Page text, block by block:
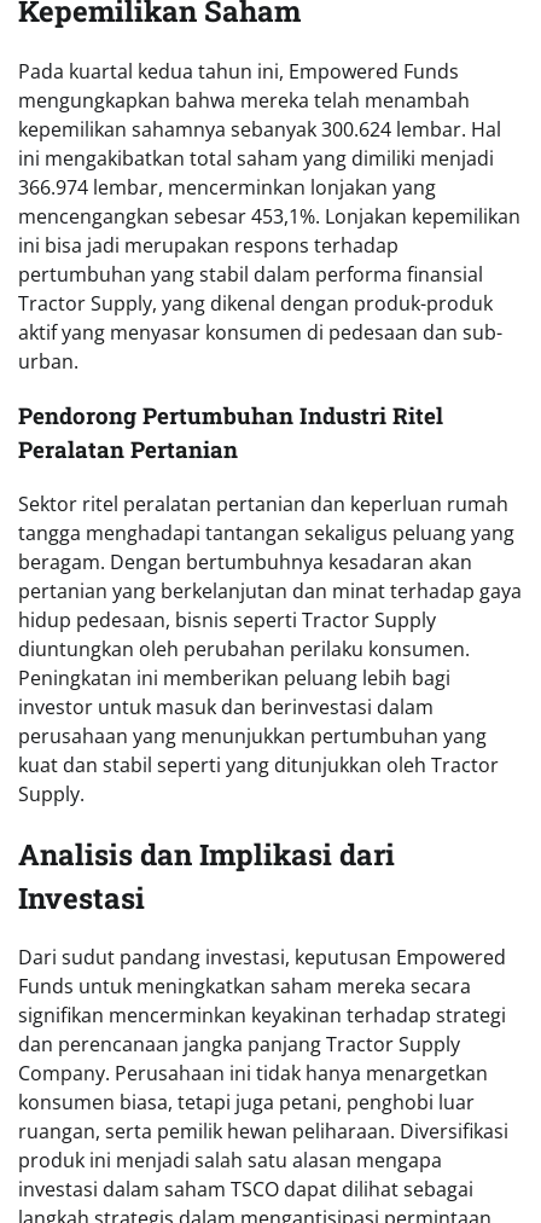
Kepemilikan Saham
Pada kuartal kedua tahun ini, Empowered Funds
mengungkapkan bahwa mereka telah menambah
kepemilikan sahamnya sebanyak 300.624 lembar. Hal
ini mengakibatkan total saham yang dimiliki menjadi
366.974 lembar, mencerminkan lonjakan yang
mencengangkan sebesar 453,1%. Lonjakan kepemilikan
ini bisa jadi merupakan respons terhadap
pertumbuhan yang stabil dalam performa finansial
Tractor Supply, yang dikenal dengan produk-produk
aktif yang menyasar konsumen di pedesaan dan sub-
urban.
Pendorong Pertumbuhan Industri Ritel
Peralatan Pertanian
Sektor ritel peralatan pertanian dan keperluan rumah
tangga menghadapi tantangan sekaligus peluang yang
beragam. Dengan bertumbuhnya kesadaran akan
pertanian yang berkelanjutan dan minat terhadap gaya
hidup pedesaan, bisnis seperti Tractor Supply
diuntungkan oleh perubahan perilaku konsumen.
Peningkatan ini memberikan peluang lebih bagi
investor untuk masuk dan berinvestasi dalam
perusahaan yang menunjukkan pertumbuhan yang
kuat dan stabil seperti yang ditunjukkan oleh Tractor
Supply.
Analisis dan Implikasi dari
Investasi
Dari sudut pandang investasi, keputusan Empowered
Funds untuk meningkatkan saham mereka secara
signifikan mencerminkan keyakinan terhadap strategi
dan perencanaan jangka panjang Tractor Supply
Company. Perusahaan ini tidak hanya menargetkan
konsumen biasa, tetapi juga petani, penghobi luar
ruangan, serta pemilik hewan peliharaan. Diversifikasi
produk ini menjadi salah satu alasan mengapa
investasi dalam saham TSCO dapat dilihat sebagai